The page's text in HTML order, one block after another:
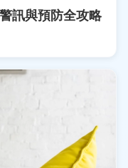
訊與預防全攻略